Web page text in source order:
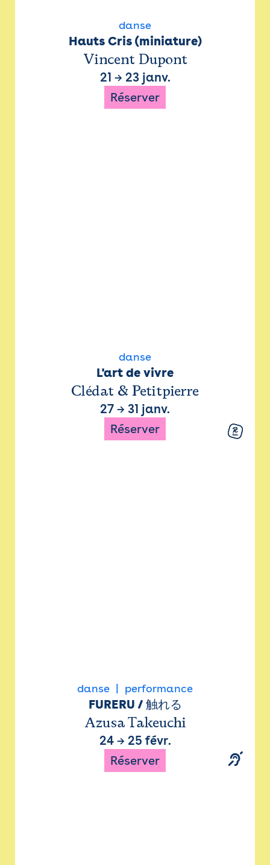
danse
Hauts Cris (miniature)
Vincent Dupont
21 → 23 janv.
Réserver
danse
L'art de vivre
Clédat & Petitpierre
27 → 31 janv.
Réserver
danse performance
FURERU / 触れる
Azusa Takeuchi
24→ 25 févr.
Réserver